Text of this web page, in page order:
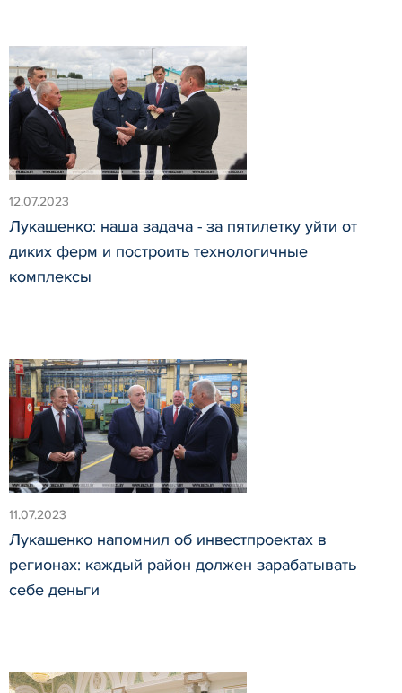
12.07.2023
Лукашенко: наша задача - за пятилетку уйти от
диких ферм и построить технологичные
комплексы
11.07.2023
Лукашенко напомнил об инвестпроектах в
регионах: каждый район должен зарабатывать
себе деньги